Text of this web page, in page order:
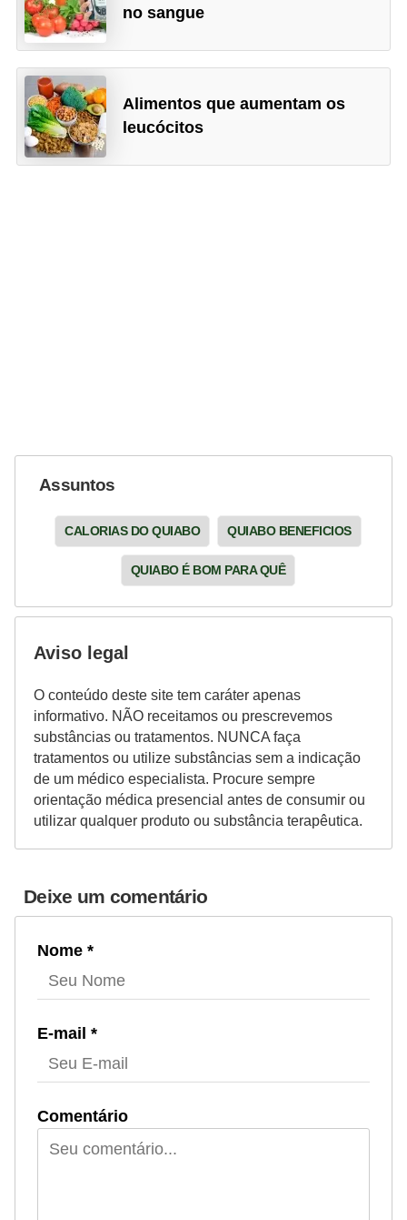
no sangue
Alimentos que aumentam os
leucócitos
Assuntos
CALORIAS DO QUIABO QUIABO BENEFICIOS
QUIABO É BOM PARA QUÊ
Aviso legal
O conteúdo deste site tem caráter apenas
informativo. NÃO receitamos ou prescrevemos
substâncias ou tratamentos. NUNCA faça
tratamentos ou utilize substâncias sem a indicação
de um médico especialista. Procure sempre
orientação médica presencial antes de consumir ou
utilizar qualquer produto ou substância terapêutica.
Deixe um comentário
Nome *
E-mail *
Comentário